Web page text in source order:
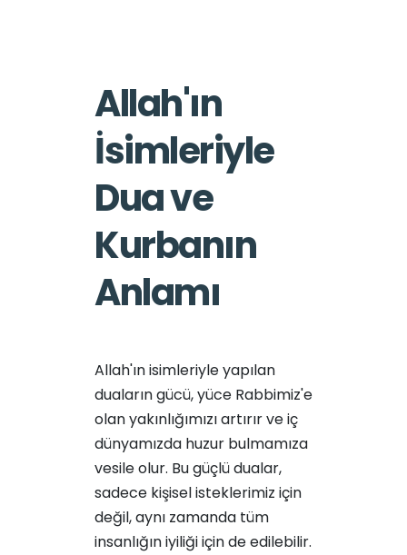
Allah'ın
İsimleriyle
Dua ve
Kurbanın
Anlamı
Allah'ın isimleriyle yapılan
duaların gücü, yüce Rabbimiz'e
olan yakınlığımızı artırır ve iç
dünyamızda huzur bulmamıza
vesile olur. Bu güçlü dualar,
sadece kişisel isteklerimiz için
değil, aynı zamanda tüm
insanlığın iyiliği için de edilebilir.